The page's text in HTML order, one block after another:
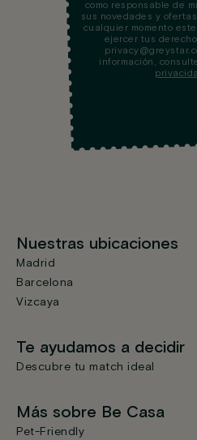
como responsable de
sus novedades y
cualquier momento
ejercer tus
información,
Nuestras ubicaciones
Madrid
Barcelona
Vizcaya
Te ayudamos a decidir
Descubre tu match ideal
Más sobre Be Casa
Pet-Friendly